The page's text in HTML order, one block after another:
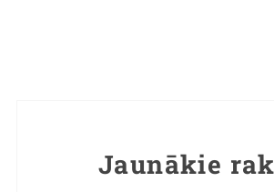
Jaunākie